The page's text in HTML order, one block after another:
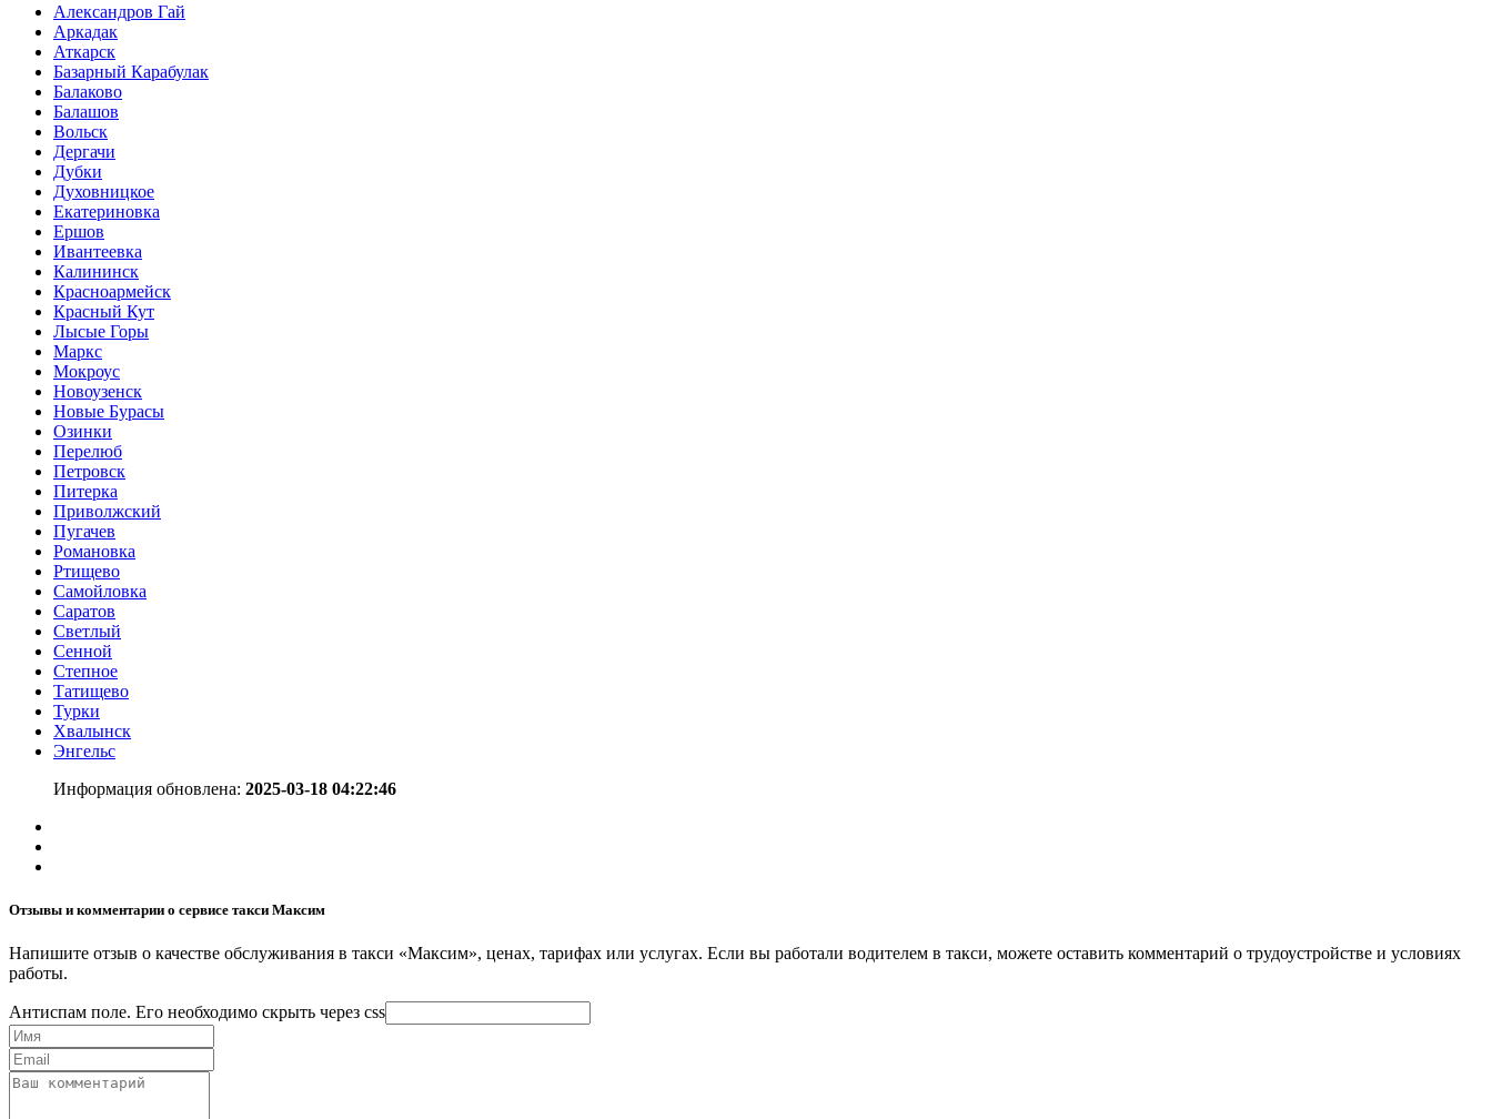
Александров Гай
Аркадак
Аткарск
Базарный Карабулак
Балаково
Балашов
Вольск
Дергачи
Дубки
Духовницкое
Екатериновка
Ершов
Ивантеевка
Калининск
Красноармейск
Красный Кут
Лысые Горы
Маркс
Мокроус
Новоузенск
Новые Бурасы
Озинки
Перелюб
Петровск
Питерка
Приволжский
Пугачев
Романовка
Ртищево
Самойловка
Саратов
Светлый
Сенной
Степное
Татищево
Турки
Хвалынск
Энгельс
Информация обновлена: 2025-03-18 04:22:46
Отзывы и комментарии о сервисе такси Максим
Напишите отзыв о качестве обслуживания в такси «Максим», ценах, тарифах или услугах. Если вы работали водителем в такси, можете оставить комментарий о трудоустройстве и условиях
работы.
Антиспам поле. Его необходимо скрыть через css